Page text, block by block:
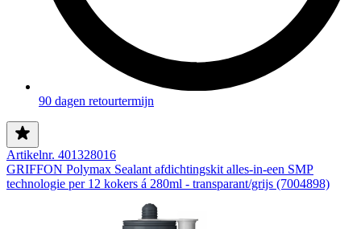
90 dagen retourtermijn
Artikelnr. 401328016
GRIFFON Polymax Sealant afdichtingskit alles-in-een SMP
technologie per 12 kokers á 280ml - transparant/grijs (7004898)